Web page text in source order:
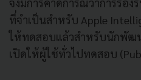
ที่จำเป็นสำหรับ Apple
ให้ทดสอบแล้วสำหรับนักพัฒน
เปิดให้ผู้ใช้ทั่วไปทดสอบ